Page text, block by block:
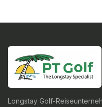
Longstay Golf-